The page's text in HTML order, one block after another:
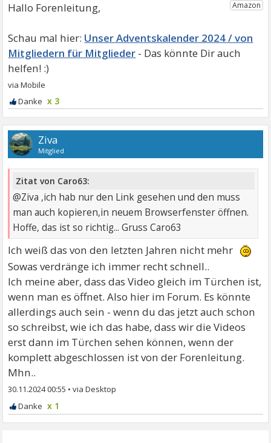
Hallo Forenleitung,
Unser Adventskalender 2024 / von
Mitgliedern für Mitglieder
x 3
Ziva
Mitglied
Zitat von Caro63:
@Ziva ,ich hab nur den Link gesehen und den muss
man auch kopieren,in neuem Browserfenster öffnen.
Hoffe, das ist so richtig... Gruss Caro63
Ich weiß das von den letzten Jahren nicht mehr
Sowas verdränge ich immer recht schnell..
Ich meine aber, dass das Video gleich im Türchen ist,
wenn man es öffnet. Also hier im Forum. Es könnte
allerdings auch sein - wenn du das jetzt auch schon
so schreibst, wie ich das habe, dass wir die Videos
erst dann im Türchen sehen können, wenn der
komplett abgeschlossen ist von der Forenleitung.
Mhn..
30.11.2024 00:55 •
x 1